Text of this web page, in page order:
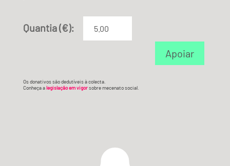
Quantia (€):
Apoiar
Os donativos são dedutíveis à colecta.
Conheça alegislação em vigorsobre mecenato social.